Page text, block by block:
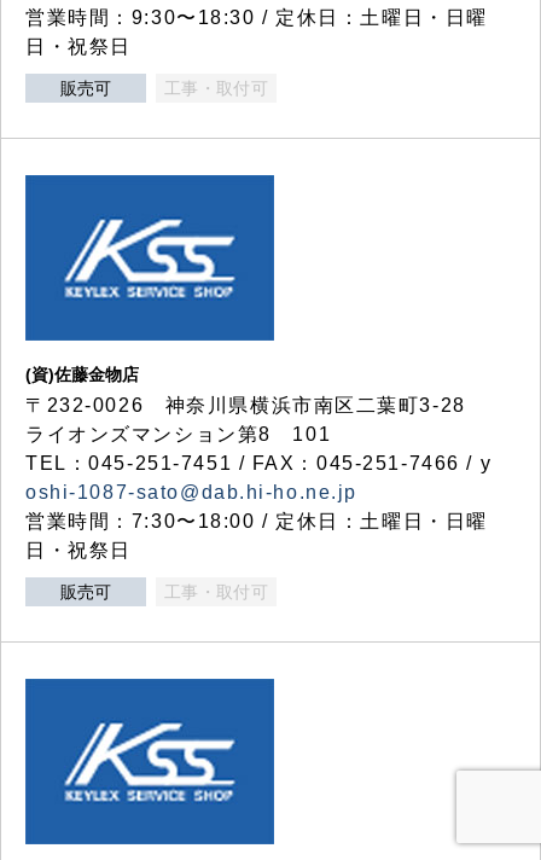
営業時間：9:30〜18:30 / 定休日：土曜日・日曜
日・祝祭日
販売可 工事・取付可
(資)佐藤金物店
〒232-0026 神奈川県横浜市南区二葉町3-28
ライオンズマンション第8 101
TEL：045-251-7451 / FAX：045-251-7466 / y
oshi-1087-sato@dab.hi-ho.ne.jp
営業時間：7:30〜18:00 / 定休日：土曜日・日曜
日・祝祭日
販売可 工事・取付可